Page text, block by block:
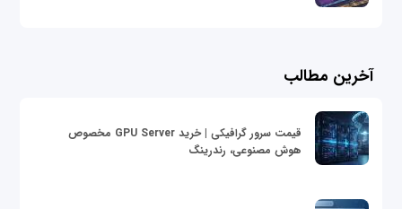
آخرین مطالب
قیمت سرور گرافیکی | خرید GPU Server مخصوص
هوش مصنوعی، رندرینگ